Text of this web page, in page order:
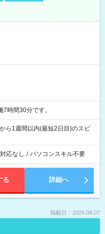
実働7時間30分です。
ら1週間以内(最短2日目)のスピ
応なし / パソコンスキル不要
る 詳細へ
掲載日：2026.08.07